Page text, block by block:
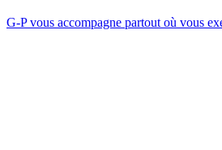
G-P vous accompagne partout où vous